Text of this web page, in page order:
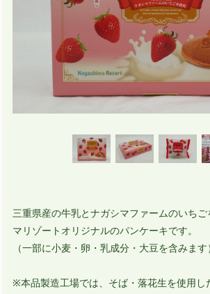
三重県産の牛乳とナガシマファームのいち
マリゾートオリジナルのパンケーキです。
（一部に小麦・卵・乳成分・大豆を含みます
※本品製造工場では、そば・落花生を使用し